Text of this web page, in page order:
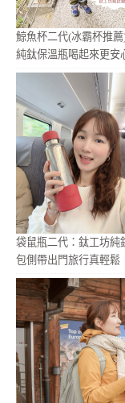
鯨魚杯二代(冰霸杯推
純鈦保溫瓶喝起來更安
袋鼠瓶二代：鈦工坊純
包側帶出門旅行真輕鬆